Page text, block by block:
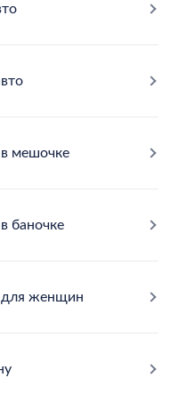
мешочке
баночке
для женщин